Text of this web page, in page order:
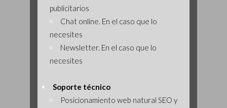
publicitarios
Chat online. En el caso que lo
necesites
Newsletter. En el caso que lo
necesites
Soporte técnico
Posicionamiento web natural SEO y